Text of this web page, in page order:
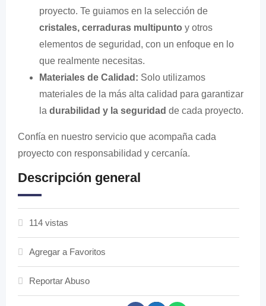
proyecto. Te guiamos en la selección de
cristales, cerraduras multipunto y otros
elementos de seguridad, con un enfoque en lo
que realmente necesitas.
Materiales de Calidad: Solo utilizamos
materiales de la más alta calidad para garantizar
la durabilidad y la seguridad de cada proyecto.
Confía en nuestro servicio que acompaña cada
proyecto con responsabilidad y cercanía.
Descripción general
114 vistas
Agregar a Favoritos
Reportar Abuso